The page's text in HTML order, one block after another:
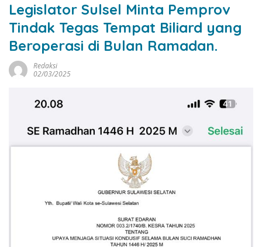
Legislator Sulsel Minta Pemprov
Tindak Tegas Tempat Biliard yang
Beroperasi di Bulan Ramadan.
Redaksi
02/03/2025